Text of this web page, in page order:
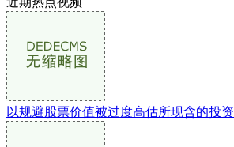
以规避股票价值被过度高估所现含的投资